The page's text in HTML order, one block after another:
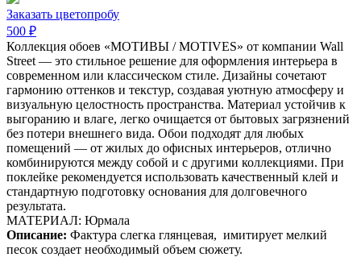
Заказать цветопробу
500 ₽
Коллекция обоев «МОТИВЫ / MOTIVES» от компании Wall
Street — это стильное решение для оформления интерьера в
современном или классическом стиле. Дизайны сочетают
гармонию оттенков и текстур, создавая уютную атмосферу и
визуальную целостность пространства. Материал устойчив к
выгоранию и влаге, легко очищается от бытовых загрязнений
без потери внешнего вида. Обои подходят для любых
помещений — от жилых до офисных интерьеров, отлично
комбинируются между собой и с другими коллекциями. При
поклейке рекомендуется использовать качественный клей и
стандартную подготовку основания для долговечного
результата.
МАТЕРИАЛ: Юрмала
Описание: Фактура слегка глянцевая, имитирует мелкий
песок создает необходимый объем сюжету.